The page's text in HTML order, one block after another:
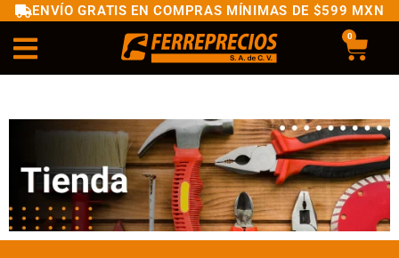
ENVÍO GRATIS EN COMPRAS MÍNIMAS DE $599 MXN
0